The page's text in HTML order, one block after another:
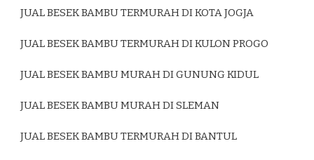
JUAL BESEK BAMBU TERMURAH DI KOTA JOGJA
JUAL BESEK BAMBU TERMURAH DI KULON PROGO
JUAL BESEK BAMBU MURAH DI GUNUNG KIDUL
JUAL BESEK BAMBU MURAH DI SLEMAN
JUAL BESEK BAMBU TERMURAH DI BANTUL